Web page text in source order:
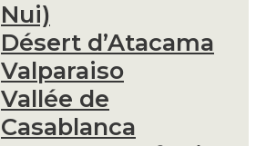
Nui)
Désert d’Atacama
Valparaiso
Vallée de
Casablanca